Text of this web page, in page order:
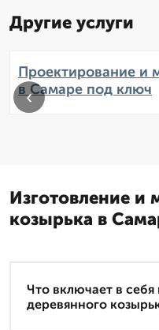
Другие услуги
Проектирование и
в Самаре под ключ
‹
Изготовление и
козырька в
Что включает в
деревянного